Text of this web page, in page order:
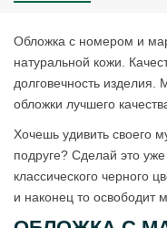
Обложка с номером и
натуральной кожи.
долговечность изделия.
обложки лучшего
Хочешь удивить своего
подруге? Сделай это
классического черного
и наконец то освободит